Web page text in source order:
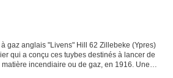
gaz anglais "Livens" Hill 62 Zillebeke (Ypres)
qui a conçu ces tuybes destinés à lancer de
incendiaire ou de gaz, en 1916. Une